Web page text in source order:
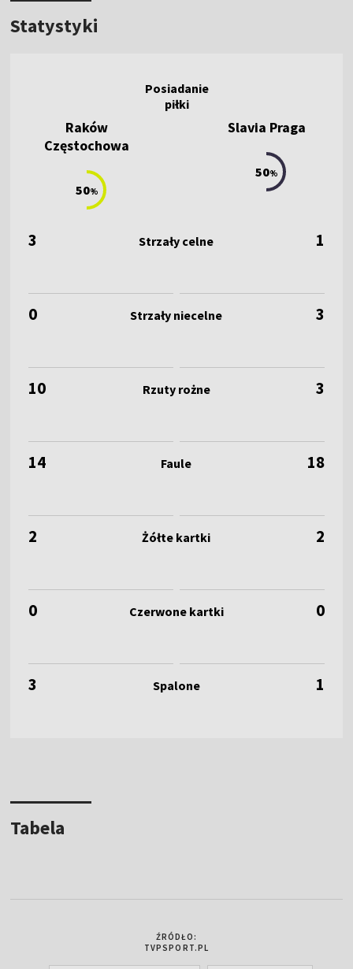
Statystyki
50%
Raków
Częstochowa
Slavia Praga
50%
3
0
10
14
2
0
3
1
3
3
18
2
0
1
Tabela
ŹRÓDŁO:
TVPSPORT.PL